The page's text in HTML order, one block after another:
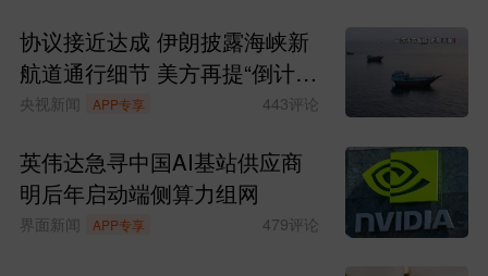
协议接近达成 伊朗披露海峡新
航道通行细节 美方再提“倒计
时”
央视新闻 APP专享 443评论
英伟达急寻中国AI基站供应商
明后年启动端侧算力组网
界面新闻 APP专享 479评论